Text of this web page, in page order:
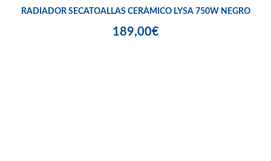
RADIADOR SECATOALLAS CERÁMICO LYSA 750W NEGRO
189,00€